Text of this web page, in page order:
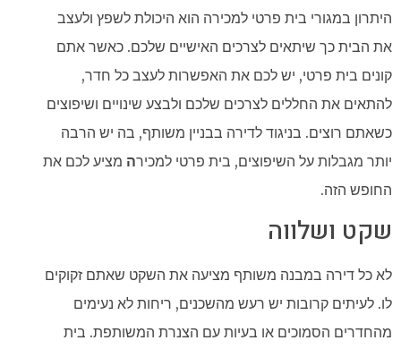
היתרון במגורי בית פרטי למכירה הוא היכולת לשפץ ולעצב
את הבית כך שיתאים לצרכים האישיים שלכם. כאשר אתם
קונים בית פרטי, יש לכם את האפשרות לעצב כל חדר,
להתאים את החללים לצרכים שלכם ולבצע שינויים ושיפוצים
כשאתם רוצים. בניגוד לדירה בבניין משותף, בה יש הרבה
יותר מגבלות על השיפוצים, בית פרטי למכירה מציע לכם את
החופש הזה.
שקט ושלווה
לא כל דירה במבנה משותף מציעה את השקט שאתם זקוקים
לו. לעיתים קרובות יש רעש מהשכנים, ריחות לא נעימים
מהחדרים הסמוכים או בעיות עם הצנרת המשותפת. בית